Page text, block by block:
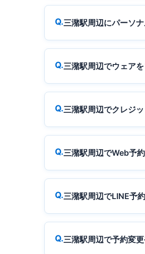
三潴駅周辺にパーソ
三潴駅周辺でウェア
三潴駅周辺でクレジ
三潴駅周辺でWeb予
三潴駅周辺でLINE予
三潴駅周辺で予約変